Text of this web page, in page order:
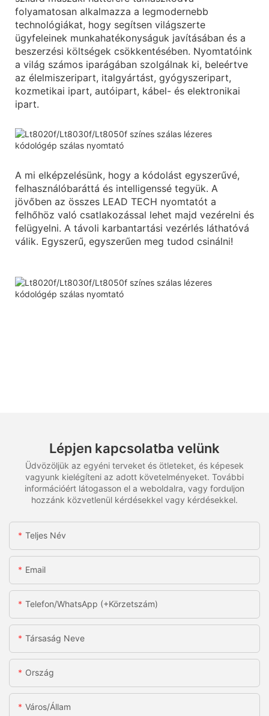
folyamatosan alkalmazza a legmodernebb
technológiákat, hogy segítsen világszerte
ügyfeleinek munkahatékonyságuk javításában és a
beszerzési költségek csökkentésében. Nyomtatóink
a világ számos iparágában szolgálnak ki, beleértve
az élelmiszeripart, italgyártást, gyógyszeripart,
kozmetikai ipart, autóipart, kábel- és elektronikai
ipart.
A mi elképzelésünk, hogy a kódolást egyszerűvé,
felhasználóbaráttá és intelligenssé tegyük. A
jövőben az összes LEAD TECH nyomtatót a
felhőhöz való csatlakozással lehet majd vezérelni és
felügyelni. A távoli karbantartási vezérlés láthatóvá
válik. Egyszerű, egyszerűen meg tudod csinálni!
Lépjen kapcsolatba velünk
Üdvözöljük az egyéni terveket és ötleteket, és képesek
vagyunk kielégíteni az adott követelményeket. További
információért látogasson el a weboldalra, vagy forduljon
hozzánk közvetlenül kérdésekkel vagy kérdésekkel.
Teljes Név
Email
Telefon/WhatsApp (+körzetszám)
Társaság Neve
Ország
Város/állam